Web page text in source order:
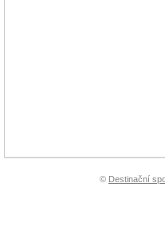
© Destinační